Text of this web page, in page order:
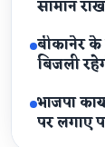
सामान राख
बीकानेर
बिजली
भाजपा
पर लगाए